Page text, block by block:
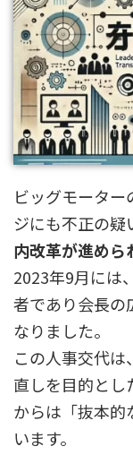
ビッグモータ
ジにも不正の疑
内改革が進めら
2023年9月には
者であり会長の
なりました。
この人事交代
直しを目的とし
からは「抜本的
います。